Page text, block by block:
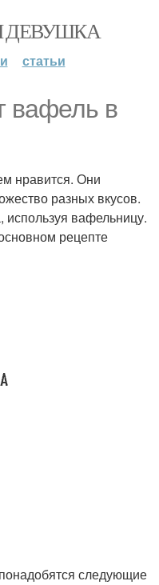
ДЕВУШКА
статьи
вафель в
нравится. Они
разных вкусов.
вафельницу.
рецепте
следующие